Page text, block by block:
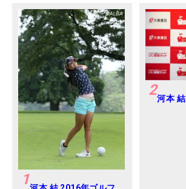
1
2河本